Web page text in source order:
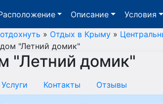
Описание Условия
»Отдых в Крыму»
"Летний домик"
"Летний домик"
Услуги Контакты Отзывы